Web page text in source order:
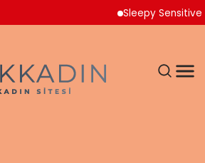
Sleepy Sensitive